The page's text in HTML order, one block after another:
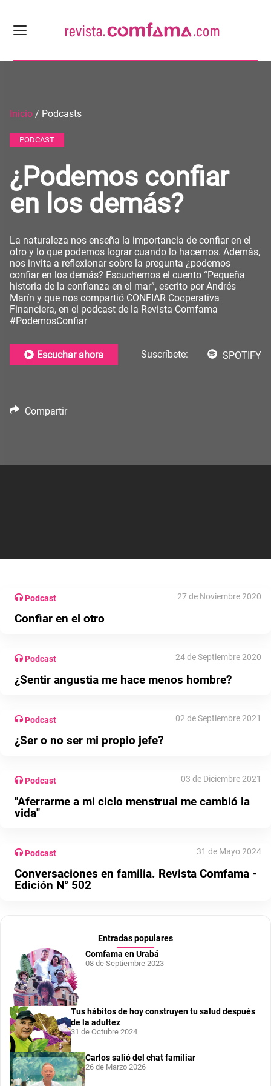
Inicio / Podcasts
PODCAST
¿Podemos confiar
en los demás?
La naturaleza nos enseña la importancia de confiar en el
otro y lo que podemos lograr cuando lo hacemos. Además,
nos invita a reflexionar sobre la pregunta ¿podemos
confiar en los demás? Escuchemos el cuento “Pequeña
historia de la confianza en el mar”, escrito por Andrés
Marín y que nos compartió CONFIAR Cooperativa
Financiera, en el podcast de la Revista Comfama
#PodemosConfiar
Escuchar ahora Suscríbete: SPOTIFY
Compartir
Podcast 27 de Noviembre 2020
Confiar en el otro
Podcast 24 de Septiembre 2020
¿Sentir angustia me hace menos hombre?
Podcast 02 de Septiembre 2021
¿Ser o no ser mi propio jefe?
Podcast 03 de Diciembre 2021
"Aferrarme a mi ciclo menstrual me cambió la
vida"
Podcast 31 de Mayo 2024
Conversaciones en familia. Revista Comfama -
Edición N° 502
Entradas populares
Comfama en Urabá
08 de Septiembre 2023
Tus hábitos de hoy construyen tu salud después
de la adultez
31 de Octubre 2024
Carlos salió del chat familiar
26 de Marzo 2026